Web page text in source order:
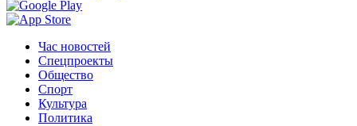
Час новостей
Спецпроекты
Общество
Спорт
Культура
Политика